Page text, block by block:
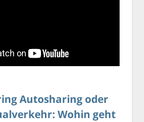
Autosharing oder
Wohin geht